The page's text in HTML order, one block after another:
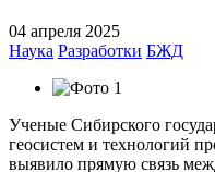
04 апреля 2025
Наука Разработки БЖД
Ученые Сибирского
геосистем и технологий
выявило прямую связь